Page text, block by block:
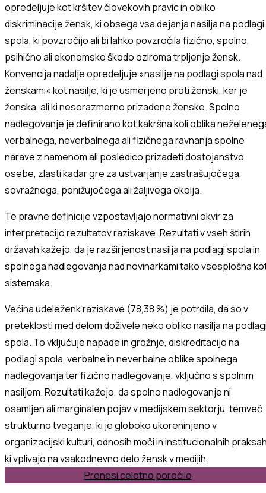
opredeljujekot kršitev človekovih pravic in obliko
diskriminacije žensk, ki obsega vsa dejanjanasilja na podlagi
spola, ki povzročijo ali bi lahko povzročila fizično, spolno,
psihično ali ekonomsko škodo oziroma trpljenje žensk.
Konvencija nadalje opredeljuje »nasilje na podlagi spolanad
ženskami« kot nasilje, ki je usmerjeno proti ženski, ker je
ženska, ali ki nesorazmerno prizadene ženske.Spolno
nadlegovanje je definirano kot kakršna koli oblika
verbalnega, neverbalnega ali fizičnega ravnanja spolne
narave z namenom ali posledico prizadeti dostojanstvo
osebe, zlasti kadar gre za ustvarjanje zastrašujočega,
sovražnega, ponižujočega ali žaljivega okolja.
Te pravne definicije vzpostavljajo normativni okvir za
interpretacijo rezultatov raziskave.Rezultati v vseh štirih
državah kažejo, da jerazširjenostnasilja na podlagi spolain
spolnega nadlegovanjanad novinarkamitako vsesplošna
sistemska.
Večina udeleženk raziskave (78,38 %) je potrdila, da so v
preteklosti med delom doživele neko oblikonasilja na
spola. To vključuje napade in grožnje, diskreditacijo na
podlagi spola, verbalne in neverbalne oblike spolnega
nadlegovanja ter fizično nadlegovanje, vključno s spolnim
nasiljem. Rezultati kažejo, da spolno nadlegovanje ni
osamljen ali marginalen pojav v medijskem sektorju, temveč
strukturno tveganje, ki je globoko ukoreninjeno v
organizacijski kulturi, odnosih moči in institucionalnih
ki vplivajo na vsakodnevno delo žensk v medijih.
Prenesi celotno poročilo